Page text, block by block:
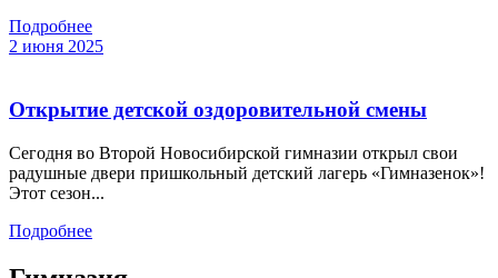
Подробнее
2 июня 2025
Открытие детской оздоровительной смены
Сегодня во Второй Новосибирской гимназии открыл свои
радушные двери пришкольный детский лагерь «Гимназенок»!
Этот сезон...
Подробнее